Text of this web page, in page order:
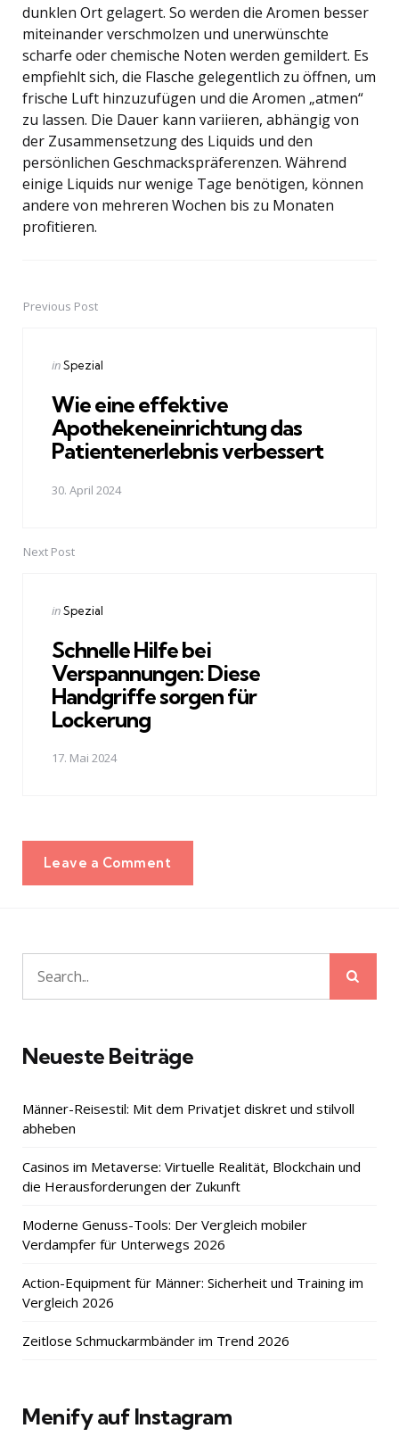
dunklen Ort gelagert. So werden die Aromen besser
miteinander verschmolzen und unerwünschte
scharfe oder chemische Noten werden gemildert. Es
empfiehlt sich, die Flasche gelegentlich zu öffnen, um
frische Luft hinzuzufügen und die Aromen „atmen“
zu lassen. Die Dauer kann variieren, abhängig von
der Zusammensetzung des Liquids und den
persönlichen Geschmackspräferenzen. Während
einige Liquids nur wenige Tage benötigen, können
andere von mehreren Wochen bis zu Monaten
profitieren.
PostPrevious Post
Posted
inSpezial
Wie eine effektive
Apothekeneinrichtung das
Patientenerlebnis verbessert
30. April 2024
Next Post
Posted
inSpezial
Schnelle Hilfe bei
Verspannungen: Diese
Handgriffe sorgen für
Lockerung
17. Mai 2024
Leave a Comment
Search
for:
Neueste Beiträge
Männer-Reisestil: Mit dem Privatjet diskret und stilvoll
abheben
Casinos im Metaverse: Virtuelle Realität, Blockchain und
die Herausforderungen der Zukunft
Moderne Genuss-Tools: Der Vergleich mobiler
Verdampfer für Unterwegs 2026
Action-Equipment für Männer: Sicherheit und Training im
Vergleich 2026
Zeitlose Schmuckarmbänder im Trend 2026
Menify auf Instagram